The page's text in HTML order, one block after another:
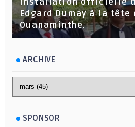
Edgard Dumay à la tête
Ouanaminthe.
ARCHIVE
SPONSOR